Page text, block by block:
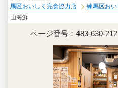
馬区おいしく完食協力店
練馬区お
山海鮮
ページ番号：483-630-212